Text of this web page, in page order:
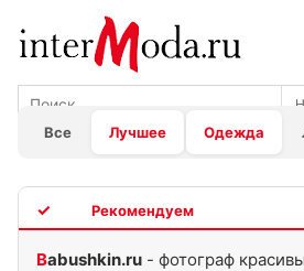
Все Лучшее Одежда
Babushkin.ru - фотограф